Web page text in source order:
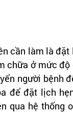
cần làm là
chữa ở mức
người bệnh
để đặt lịch
qua hệ thống